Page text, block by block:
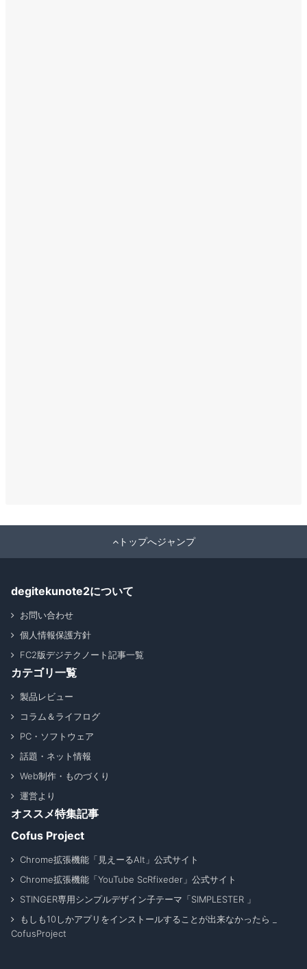
トップへジャンプ
degitekunote2について
お問い合わせ
個人情報保護方針
FC2版デジテクノート記事一覧
カテゴリ一覧
製品レビュー
コラム＆ライフログ
PC・ソフトウェア
話題・ネット情報
Web制作・ものづくり
運営より
オススメ特集記事
Cofus Project
Chrome拡張機能「見えーるAlt」公式サイト
Chrome拡張機能「YouTube ScRfixeder」公式サイト
STINGER専用シンプルデザイン子テーマ「SIMPLESTER 」
もしも10しかアプリをインストールすることが出来なかったら _
CofusProject